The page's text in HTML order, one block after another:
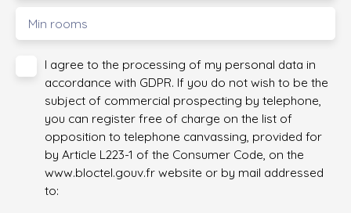
Min rooms
I agree to the processing of my personal data in
accordance with GDPR. If you do not wish to be the
subject of commercial prospecting by telephone,
you can register free of charge on the list of
opposition to telephone canvassing, provided for
by Article L223-1 of the Consumer Code, on the
www.bloctel.gouv.fr website or by mail addressed
to: